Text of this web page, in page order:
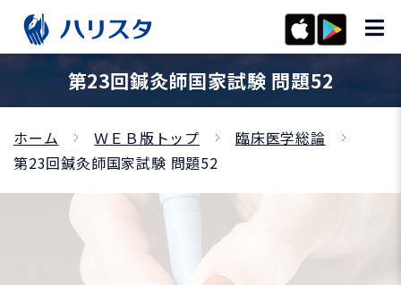
第23回鍼灸師国家試験 問題52
ホーム ＷＥＢ版トップ
臨床医学総論
第23回鍼灸師国家試験 問題52